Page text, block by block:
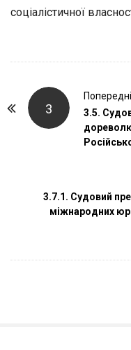
соціалістичної
3
3.5.
3.7.1. Судовий
міжнародних